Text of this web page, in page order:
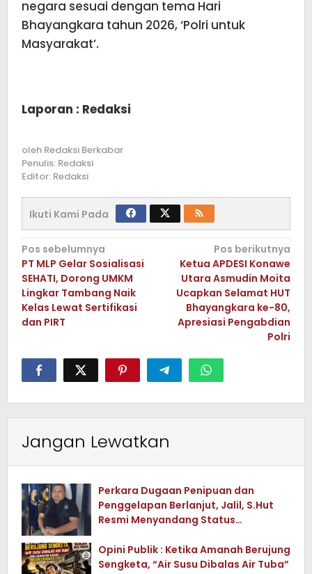
negara sesuai dengan tema Hari
Bhayangkara tahun 2026, ‘Polri untuk
Masyarakat’.
Laporan : Redaksi
oleh Redaksi Berkabar
Penulis: Redaksi
Editor: Redaksi
Ikuti Kami Pada
Navigasi
pos
Pos sebelumnya
PT MLP Gelar Sosialisasi
SEHATI, Dorong UMKM
Lingkar Tambang Naik
Kelas Lewat Sertifikasi
dan PIRT
Pos berikutnya
Ketua APDESI Konawe
Utara Asmudin Moita
Ucapkan Selamat HUT
Bhayangkara ke-80,
Apresiasi Pengabdian
Polri
Jangan Lewatkan
Perkara Dugaan Penipuan dan
Penggelapan Berlanjut, Jalil, S.Hut
Resmi Menyandang Status
Opini Publik : Ketika Amanah Berujung
Sengketa, “Air Susu Dibalas Air Tuba”